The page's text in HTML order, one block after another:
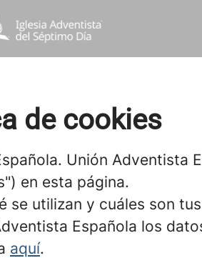
de cookies
Unión Adventista
en esta página.
utilizan y cuáles son
Española los
aquí.